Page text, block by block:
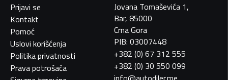
Prijavi se
Kontakt
Pomoć
Uslovi korišćenja
Politika privatnosti
Prava potrošača
Jovana Tomaševića 1,
Bar, 85000
Crna Gora
PIB: 03007448
+382 (0) 67 312 555
+382 (0) 30 550 099